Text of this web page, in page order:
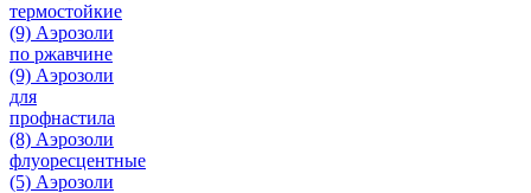
термостойкие
(9) Аэрозоли
по ржавчине
(9) Аэрозоли
для
профнастила
(8) Аэрозоли
флуоресцентные
(5) Аэрозоли